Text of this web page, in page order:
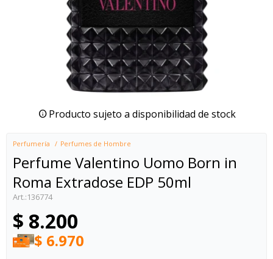
Producto sujeto a disponibilidad de stock
Perfumería Perfumes de Hombre
Perfume Valentino Uomo Born in
Roma Extradose EDP 50ml
136774
$ 8.200
$ 6.970